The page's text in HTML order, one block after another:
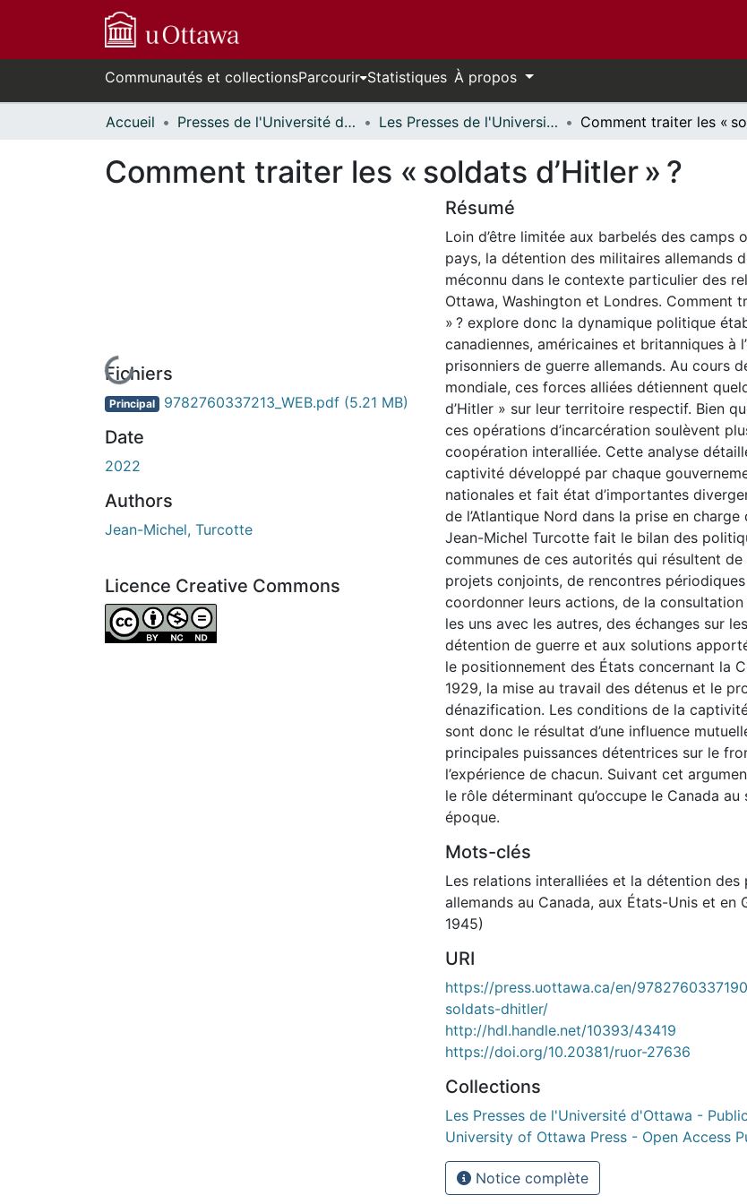
Communautés et collectionsParcourir Statistiques À propos
Accueil Presses de l'Université d'Ottawa // University of Ottawa Press Les Presses de l'Université d'Ottawa - Publications en libre accès // University of Ottawa Press - Open Access Publications
Comment traiter les « soldats d’Hitler » ?
En cours de chargement...
Fichiers
Principal 9782760337213_WEB.pdf (5.21 MB)
Date
2022
Authors
Jean-Michel, Turcotte
Licence Creative Commons
Attribution-NonCommercial-NoDerivatives 4.0 International
Résumé
Loin d’être limitée aux barbelés des camps
pays, la détention des militaires allemands
méconnu dans le contexte particulier des
Ottawa, Washington et Londres. Comment
» ? explore donc la dynamique politique
canadiennes, américaines et britanniques à
prisonniers de guerre allemands. Au cours
mondiale, ces forces alliées détiennent
d’Hitler » sur leur territoire respectif. Bien
ces opérations d’incarcération soulèvent
coopération interalliée. Cette analyse
captivité développé par chaque
nationales et fait état d’importantes
de l’Atlantique Nord dans la prise en
Jean-Michel Turcotte fait le bilan des
communes de ces autorités qui résultent
projets conjoints, de rencontres
coordonner leurs actions, de la
les uns avec les autres, des échanges sur
détention de guerre et aux solutions
le positionnement des États concernant la
1929, la mise au travail des détenus et le
dénazification. Les conditions de la
sont donc le résultat d’une influence
principales puissances détentrices sur le
l’expérience de chacun. Suivant cet
le rôle déterminant qu’occupe le Canada
époque.
Mots-clés
Les relations interalliées et la détention des
allemands au Canada, aux États-Unis et en
1945)
URI
https://press.uottawa.ca/en/
soldats-dhitler/
http://hdl.handle.net/10393/43419
https://doi.org/10.20381/ruor-27636
Collections
Les Presses de l'Université d'Ottawa -
University of Ottawa Press - Open Access
Notice complète